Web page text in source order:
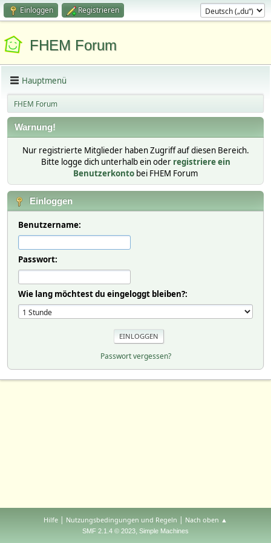
Einloggen Registrieren
FHEM Forum
Hauptmenü
FHEM Forum
Warnung!
Nur registrierte Mitglieder haben Zugriff auf diesen Bereich.
Bitte logge dich unterhalb ein oder registriere ein
Benutzerkonto bei FHEM Forum
Einloggen
Benutzername:
Passwort:
Wie lang möchtest du eingeloggt bleiben?:
Passwort vergessen?
Hilfe | Nutzungsbedingungen und Regeln | Nach oben ▲
SMF 2.1.4 © 2023, Simple Machines